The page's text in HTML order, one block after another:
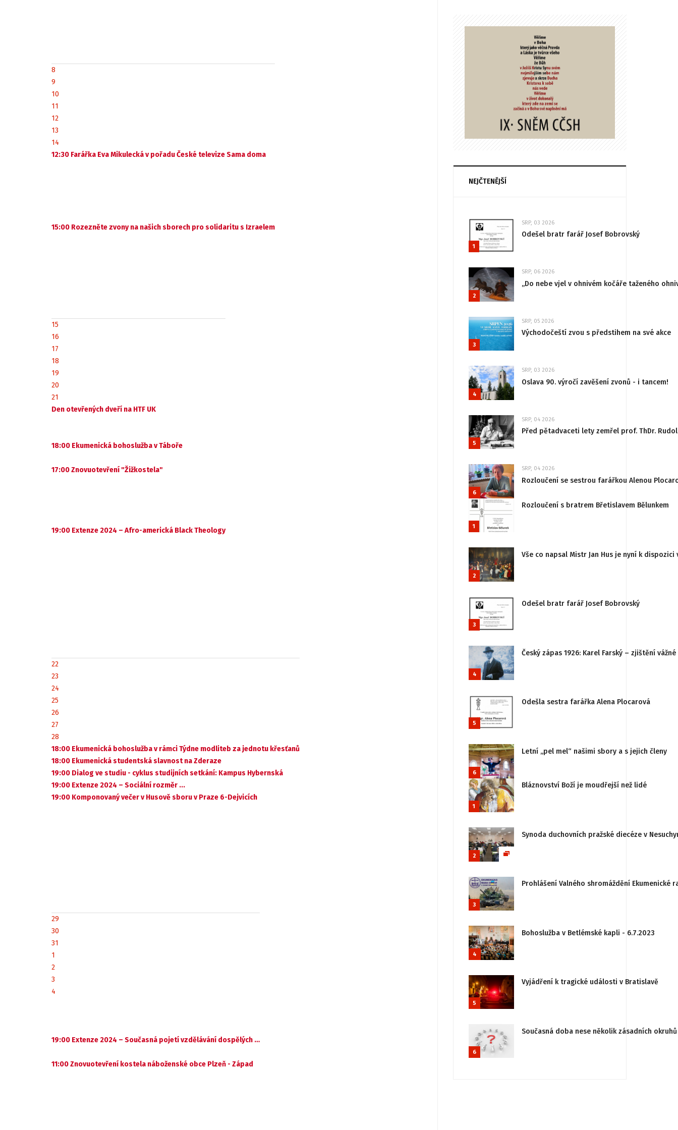
8
9
10
11
12
13
14
12:30 Farářka Eva Mikulecká v pořadu České televize Sama doma
15:00 Rozezněte zvony na našich sborech pro solidaritu s Izraelem
15
16
17
18
19
20
21
Den otevřených dveří na HTF UK
18:00 Ekumenická bohoslužba v Táboře
17:00 Znovuotevření "Žižkostela"
19:00 Extenze 2024 – Afro-americká Black Theology
22
23
24
25
26
27
28
18:00 Ekumenická bohoslužba v rámci Týdne modliteb za jednotu křesťanů
18:00 Ekumenická studentská slavnost na Zderaze
19:00 Dialog ve studiu - cyklus studijních setkání: Kampus Hybernská
19:00 Extenze 2024 – Sociální rozměr ...
19:00 Komponovaný večer v Husově sboru v Praze 6-Dejvicích
29
30
31
1
2
3
4
19:00 Extenze 2024 – Současná pojetí vzdělávání dospělých …
11:00 Znovuotevření kostela náboženské obce Plzeň - Západ
NEJČTENĚJŠÍ
1
SRP, 03 2026
Odešel bratr farář Josef Bobrovský
2
SRP, 06 2026
„Do nebe vjel v ohnivém kočáře taženého
3
SRP, 05 2026
Východočeští zvou s předstihem na své akce
4
SRP, 03 2026
Oslava 90. výročí zavěšení zvonů - i tancem!
5
SRP, 04 2026
Před pětadvaceti lety zemřel prof. ThDr.
6
SRP, 04 2026
Rozloučení se sestrou farářkou Alenou
1
Rozloučení s bratrem Břetislavem Bělunkem
2
Vše co napsal Mistr Jan Hus je nyní k
3
Odešel bratr farář Josef Bobrovský
4
Český zápas 1926: Karel Farský – zjištění
5
Odešla sestra farářka Alena Plocarová
6
Letní „pel mel“ našimi sbory a s jejich členy
1
Bláznovství Boží je moudřejší než lidé
2
Synoda duchovních pražské diecéze v
3
Prohlášení Valného shromáždění
4
Bohoslužba v Betlémské kapli - 6.7.2023
5
Vyjádření k tragické události v Bratislavě
6
Současná doba nese několik zásadních